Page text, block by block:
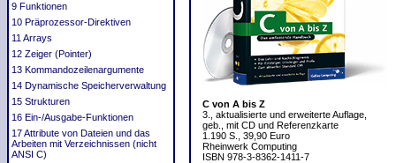
9 Funktionen
10 Präprozessor-Direktiven
11 Arrays
12 Zeiger (Pointer)
13 Kommandozeilenargumente
14 Dynamische Speicherverwaltung
15 Strukturen
16 Ein-/Ausgabe-Funktionen
17 Attribute von Dateien und das
Arbeiten mit Verzeichnissen (nicht
ANSI C)
C von A bis Z
3., aktualisierte und erweiterte Auflage,
geb., mit CD und Referenzkarte
1.190 S., 39,90 Euro
Rheinwerk Computing
ISBN 978-3-8362-1411-7